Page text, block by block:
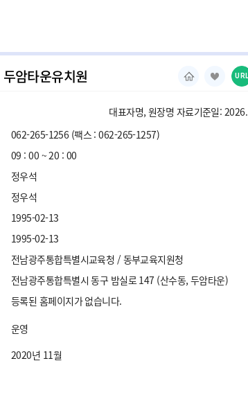
두암타운유치원 URL
대표자명, 원장명 자료기준일:
062-265-1256 (팩스 : 062-265-1257)
09 : 00 ~ 20 : 00
정우석
정우석
1995-02-13
1995-02-13
전남광주통합특별시교육청 / 동부교육지원청
전남광주통합특별시 동구 밤실로 147 (산수동, 두암타운)
등록된 홈페이지가 없습니다.
운영
2020년 11월